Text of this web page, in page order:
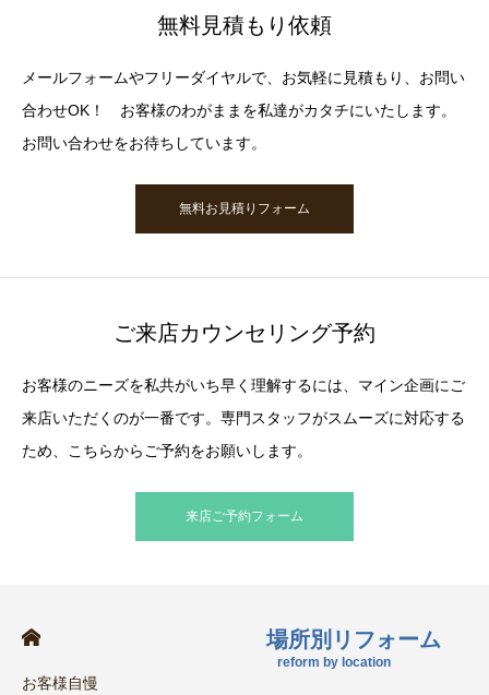
無料見積もり依頼
メールフォームやフリーダイヤルで、お気軽に見積もり、お問い
合わせOK！ お客様のわがままを私達がカタチにいたします。
お問い合わせをお待ちしています。
無料お見積りフォーム
ご来店カウンセリング予約
お客様のニーズを私共がいち早く理解するには、マイン企画にご
来店いただくのが一番です。専門スタッフがスムーズに対応する
ため、こちらからご予約をお願いします。
来店ご予約フォーム
お客様自慢
場所別リフォーム
reform by location